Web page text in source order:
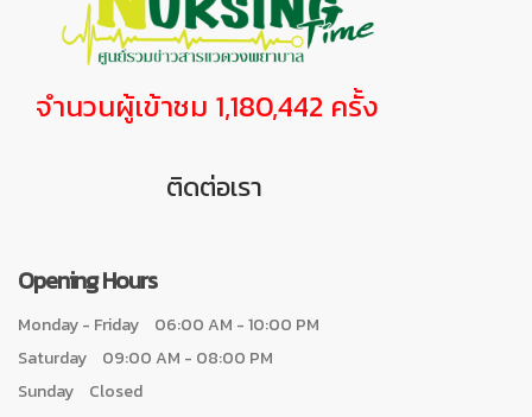
จำนวนผู้เข้าชม 1,180,442 ครั้ง
ติดต่อเรา
Opening Hours
Monday - Friday
06:00 AM - 10:00 PM
Saturday
09:00 AM - 08:00 PM
Sunday
Closed